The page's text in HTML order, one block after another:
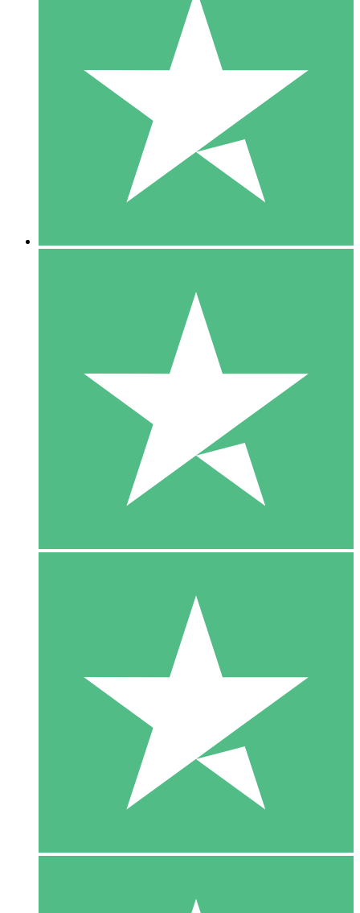
Paquetes de Créditos Individuales
Paga según el uso con créditos de descarga. Sin compromiso
10 00
10 Descargas
20 00